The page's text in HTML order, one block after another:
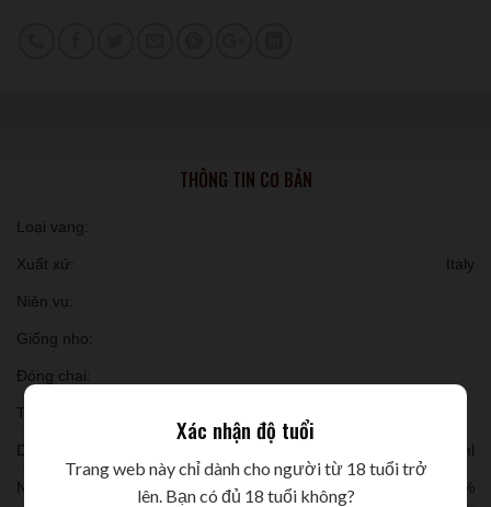
THÔNG TIN CƠ BẢN
Loại vang:
Xuất xứ: Italy
Niên vụ:
Giống nho:
Đóng chai:
Thời gian ủ:
Dung tích: 750ml
Nồng độ: 15%
Xác nhận độ tuổi
Trang web này chỉ dành cho người từ 18 tuổi trở
lên. Bạn có đủ 18 tuổi không?